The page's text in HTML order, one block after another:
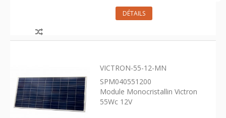
DÉTAILS
VICTRON-55-12-MN
SPM040551200
Module Monocristallin Victron
55Wc 12V